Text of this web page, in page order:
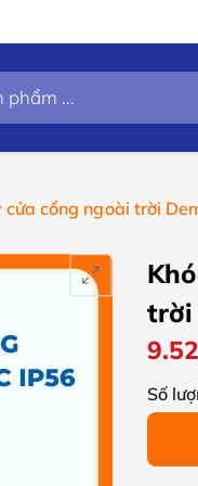
cửa cổng ngoài trời
trời
Số